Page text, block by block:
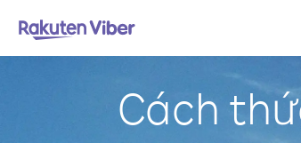
Cách